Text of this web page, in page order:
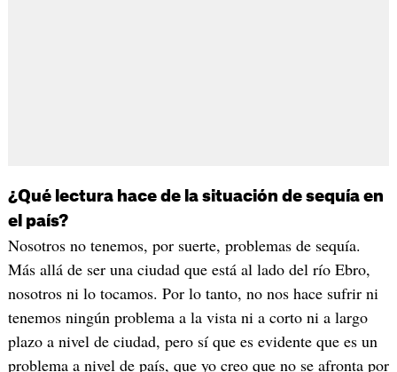
¿Qué lectura hace de la situación de sequía en
el país?
Nosotros no tenemos, por suerte, problemas de sequía.
Más allá de ser una ciudad que está al lado del río Ebro,
nosotros ni lo tocamos. Por lo tanto, no nos hace sufrir ni
tenemos ningún problema a la vista ni a corto ni a largo
plazo a nivel de ciudad, pero sí que es evidente que es un
problema a nivel de país, que yo creo que no se afronta por